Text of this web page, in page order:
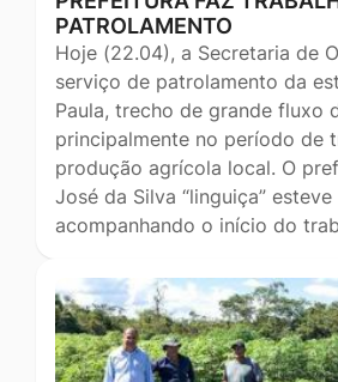
PATROLAMENTO
Hoje (22.04), a Secretaria de
serviço de patrolamento da
Paula, trecho de grande fluxo
principalmente no período de
produção agrícola local. O
José da Silva “linguiça”
acompanhando o início do